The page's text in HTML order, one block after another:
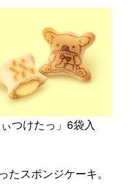
つけたっ」6袋入
スポンジケーキ。